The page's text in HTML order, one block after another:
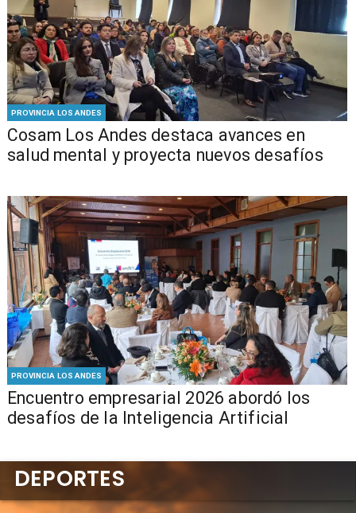
PROVINCIA LOS ANDES
Cosam Los Andes destaca avances en
salud mental y proyecta nuevos desafíos
PROVINCIA LOS ANDES
Encuentro empresarial 2026 abordó los
desafíos de la Inteligencia Artificial
DEPORTES